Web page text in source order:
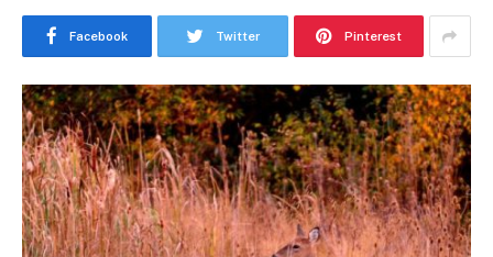
Facebook Twitter Pinterest